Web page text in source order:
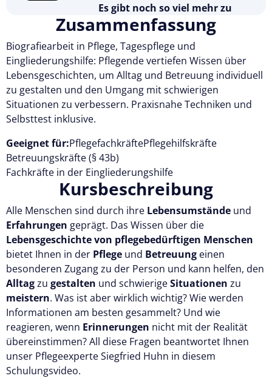
Es gibt noch so viel mehr zu
entdecken
Testen Sie Pflegecampus 14 Tage
kostenlos.
Kostenlos testen
Zusammenfassung
Biografiearbeit in Pflege, Tagespflege und
Eingliederungshilfe: Pflegende vertiefen Wissen über
Lebensgeschichten, um Alltag und Betreuung individuell
zu gestalten und den Umgang mit schwierigen
Situationen zu verbessern. Praxisnahe Techniken und
Selbsttest inklusive.
Geeignet für:PflegefachkräftePflegehilfskräfte
Betreuungskräfte (§ 43b)
Fachkräfte in der Eingliederungshilfe
Kursbeschreibung
Alle Menschen sind durch ihre Lebensumstände und
Erfahrungen geprägt. Das Wissen über die
Lebensgeschichte von pflegebedürftigen Menschen
bietet Ihnen in der Pflege und Betreuung einen
besonderen Zugang zu der Person und kann helfen, den
Alltagzu gestalten und schwierigeSituationen zu
meistern. Was ist aber wirklich wichtig? Wie werden
Informationen am besten gesammelt? Und wie
reagieren, wenn Erinnerungen nicht mit der Realität
übereinstimmen? All diese Fragen beantwortet Ihnen
unser Pflegeexperte Siegfried Huhn in diesem
Schulungsvideo.